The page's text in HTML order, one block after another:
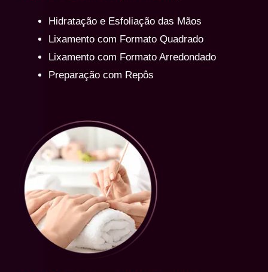
Hidratação e Esfoliação das Mãos
Lixamento com Formato Quadrado
Lixamento com Formato Arredondado
Preparação com Repôs